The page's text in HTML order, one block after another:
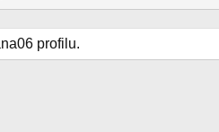
profilu.